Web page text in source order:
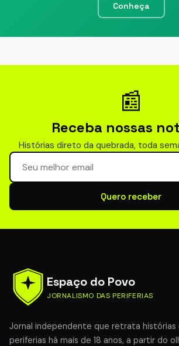
Conheça
📰
Receba nossas
Histórias direto da quebrada, toda
Seu email para newsletter
Quero receber
Espaço do Povo
JORNALISMO DAS PERIFERIAS
Jornal independente que retrata histórias
periferias há mais de 18 anos, a partir do